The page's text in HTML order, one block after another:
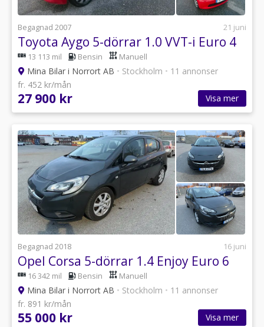
Begagnad 2007 21 juni
Toyota Aygo 5-dörrar 1.0 VVT-i Euro 4
13 113 mil Bensin Manuell
Mina Bilar i Norrort AB • Stockholm • 11 annonser
fr. 452 kr/mån
27 900 kr Visa mer
Begagnad 2018 16 juni
Opel Corsa 5-dörrar 1.4 Enjoy Euro 6
16 342 mil Bensin Manuell
Mina Bilar i Norrort AB • Stockholm • 11 annonser
fr. 891 kr/mån
55 000 kr Visa mer